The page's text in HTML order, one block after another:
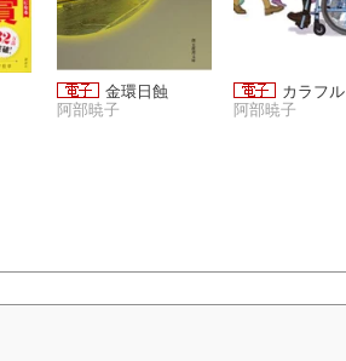
金環日蝕
阿部暁子
カラフル
阿部暁子